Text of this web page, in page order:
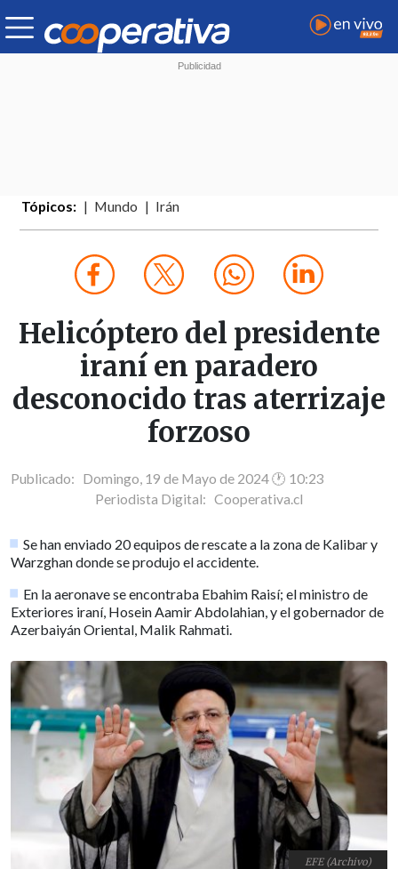
Tópicos: Mundo Irán
Helicóptero del presidente
iraní en paradero
desconocido tras aterrizaje
forzoso
Publicado: Domingo, 19 de Mayo de 2024 🕐 10:23
Periodista Digital: Cooperativa.cl
Se han enviado 20 equipos de rescate a la zona de Kalibar y
Warzghan donde se produjo el accidente.
En la aeronave se encontraba Ebahim Raisí; el ministro de
Exteriores iraní, Hosein Aamir Abdolahian, y el gobernador de
Azerbaiyán Oriental, Malik Rahmati.
EFE (Archivo)